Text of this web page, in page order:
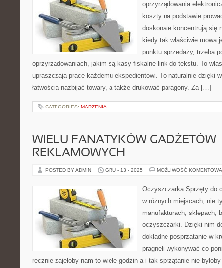
oprzyrządowania
koszty na podstawie
doskonale koncentrują się
kiedy tak właściwie mowa
punktu sprzedaży, trzeba
oprzyrządowaniach, jakim są kasy fiskalne link do tekstu. To
upraszczają pracę każdemu ekspedientowi. To naturalnie dzięki
łatwością nazbijać towary, a także drukować paragony. Za […]
CATEGORIES: MARZENIA
WIELU FANATYKÓW GADŻETÓW
REKLAMOWYCH
POSTED BY ADMIN GRU - 13 - 2025 MOŻLIWOŚĆ
Oczyszczarka Sprzęty do
w różnych miejscach, nie
manufakturach, sklepach,
oczyszczarki. Dzięki nim
dokładne posprzątanie w
pragnęli wykonywać co
ręcznie zajęłoby nam to wiele godzin a i tak sprzątanie nie